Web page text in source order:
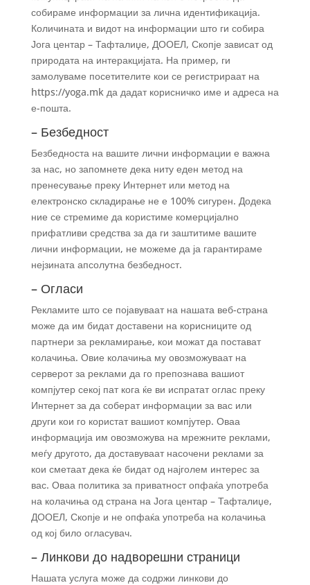
собираме информации за лична идентификација.
Количината и видот на информации што ги собира
Јога центар – Тафталиџе, ДООЕЛ, Скопје зависат од
природата на интеракцијата. На пример, ги
замолуваме посетителите кои се регистрираат на
https://yoga.mk да дадат корисничко име и адреса на
е-пошта.
– Безбедност
Безбедноста на вашите лични информации е важна
за нас, но запомнете дека ниту еден метод на
пренесување преку Интернет или метод на
електронско складирање не е 100% сигурен. Додека
ние се стремиме да користиме комерцијално
прифатливи средства за да ги заштитиме вашите
лични информации, не можеме да ја гарантираме
нејзината апсолутна безбедност.
– Огласи
Рекламите што се појавуваат на нашата веб-страна
може да им бидат доставени на корисниците од
партнери за рекламирање, кои можат да постават
колачиња. Овие колачиња му овозможуваат на
серверот за реклами да го препознава вашиот
компјутер секој пат кога ќе ви испратат оглас преку
Интернет за да соберат информации за вас или
други кои го користат вашиот компјутер. Оваа
информација им овозможува на мрежните реклами,
меѓу другото, да доставуваат насочени реклами за
кои сметаат дека ќе бидат од најголем интерес за
вас. Оваа политика за приватност опфаќа употреба
на колачиња од страна на Јога центар – Тафталиџе,
ДООЕЛ, Скопје и не опфаќа употреба на колачиња
од кој било огласувач.
– Линкови до надворешни страници
Нашата услуга може да содржи линкови до